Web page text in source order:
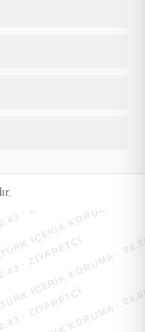
ZIYARETÇI
İÇERİK KORUMA
ZIYARETÇI
İÇERİK KORUMA